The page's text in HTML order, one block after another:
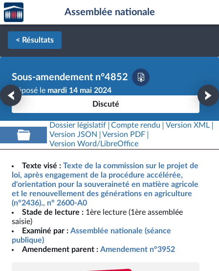
Aller au contenu
Aller en bas de la page
Accèder
à la
page
d'accueil
Assemblée nationale
< Résultats
Sous-amendement n°4852
Déposé le mardi 14 mai 2024
Discuté
Dossier législatif Compte rendu
Version XML
Version JSON
Version PDF
Version Word/LibreOffice
Texte visé : Texte de la commission sur le projet de
loi, après engagement de la procédure accélérée,
d'orientation pour la souveraineté en matière agricole
et le renouvellement des générations en agriculture
(n°2436)., n° 2600-A0
Stade de lecture : 1ère lecture (1ère assemblée
saisie)
Examiné par : Assemblée nationale (séance
publique)
Amendement parent : Amendement n°3952